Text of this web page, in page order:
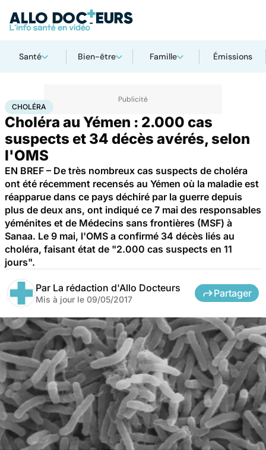
Santé Bien-être Famille Émissions
AccueilSanté
CHOLÉRA
Choléra au Yémen : 2.000 cas
suspects et 34 décès avérés, selon
l'OMS
EN BREF – De très nombreux cas suspects de choléra
ont été récemment recensés au Yémen où la maladie est
réapparue dans ce pays déchiré par la guerre depuis
plus de deux ans, ont indiqué ce 7 mai des responsables
yéménites et de Médecins sans frontières (MSF) à
Sanaa. Le 9 mai, l'OMS a confirmé 34 décès liés au
choléra, faisant état de "2.000 cas suspects en 11
jours".
Par La rédaction d'Allo Docteurs
Mis à jour le 09/05/2017
Partager